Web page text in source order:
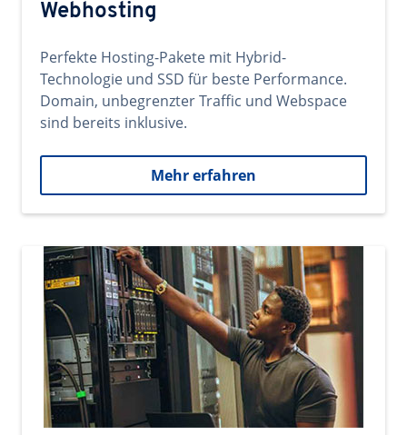
Webhosting
Perfekte Hosting-Pakete mit Hybrid-
Technologie und SSD für beste Performance.
Domain, unbegrenzter Traffic und Webspace
sind bereits inklusive.
Mehr erfahren